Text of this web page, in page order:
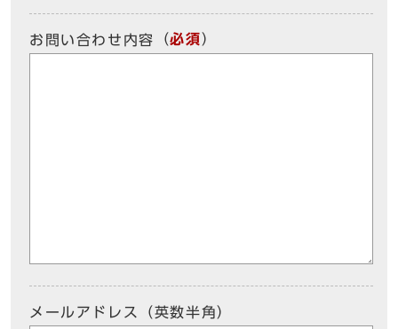
お問い合わせ内容 （必須）
メールアドレス（英数半角）